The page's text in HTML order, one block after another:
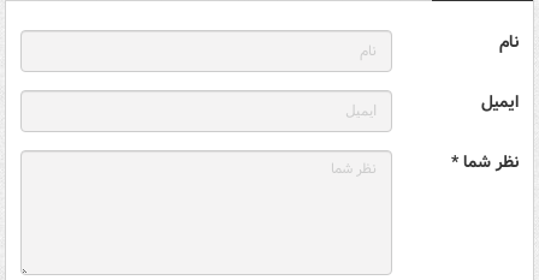
نام
ایمیل
نظر شما *